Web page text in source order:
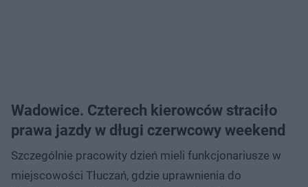
Wadowice. Czterech kierowców straciło
prawa jazdy w długi czerwcowy weekend
Szczególnie pracowity dzień mieli funkcjonariusze w
miejscowości Tłuczań, gdzie uprawnienia do